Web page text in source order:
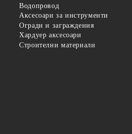
Водопровод
Аксесоари за инструменти
Огради и заграждения
Хардуер аксесоари
Строителни материали